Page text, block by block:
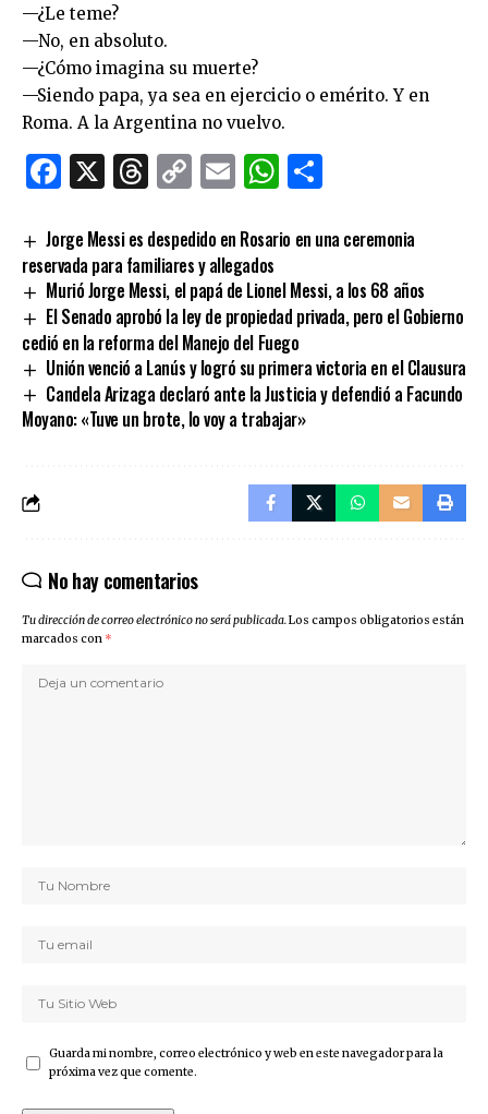
—¿Le teme?
—No, en absoluto.
—¿Cómo imagina su muerte?
—Siendo papa, ya sea en ejercicio o emérito. Y en
Roma. A la Argentina no vuelvo.
Facebook
X Threads
CopyEmailWhatsApp
Jorge Messi es despedido en Rosario en una ceremonia
reservada para familiares y allegados
Murió Jorge Messi, el papá de Lionel Messi, a los 68 años
El Senado aprobó la ley de propiedad privada, pero el Gobierno
cedió en la reforma del Manejo del Fuego
Unión venció a Lanús y logró su primera victoria en el Clausura
Candela Arizaga declaró ante la Justicia y defendió a Facundo
Moyano: «Tuve un brote, lo voy a trabajar»
No hay comentarios
Tu dirección de correo electrónico no será publicada.Los campos obligatorios están
marcados con *
Guarda mi nombre, correo electrónico y web en este navegador para la
próxima vez que comente.